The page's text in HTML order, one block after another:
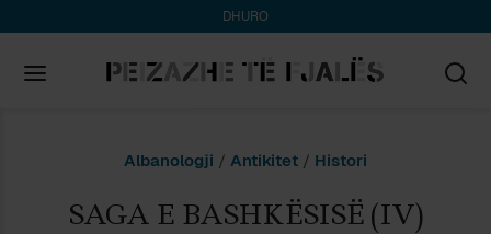
DHURO
Albanologji / Antikitet / Histori
SAGA E BASHKËSISË (IV)